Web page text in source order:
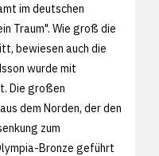
im deutschen
Traum". Wie groß die
bewiesen auch die
wurde mit
Die großen
dem Norden, der den
zum
Bronze geführt